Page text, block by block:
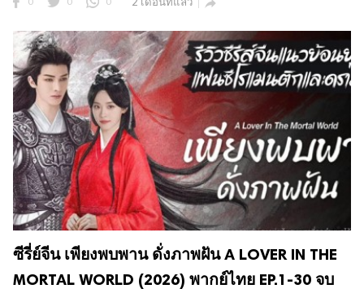
ซีรี่ย์จีน เพียงพบพาน ดั่งภาพฝัน A LOVER IN THE
MORTAL WORLD (2026) พากย์ไทย EP.1-30 จบ